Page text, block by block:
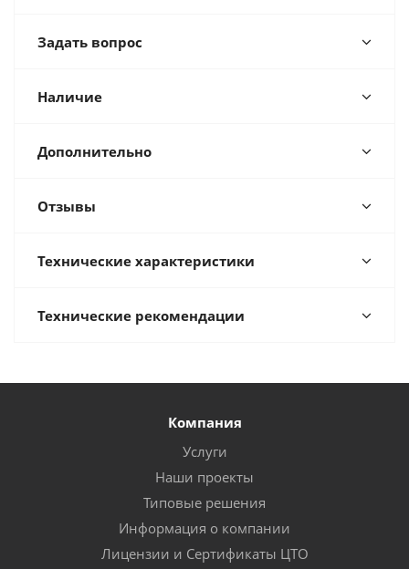
Задать вопрос
Наличие
Дополнительно
Отзывы
Технические характеристики
Технические рекомендации
Компания
Услуги
Наши проекты
Типовые решения
Информация о компании
Лицензии и Сертификаты ЦТО